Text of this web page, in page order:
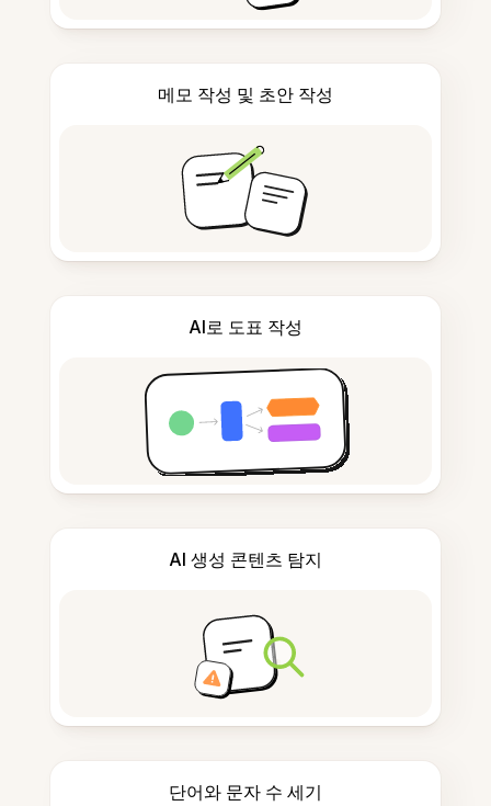
메모 작성 및 초안 작성
AI로 도표 작성
AI 생성 콘텐츠 탐지
단어와 문자 수 세기